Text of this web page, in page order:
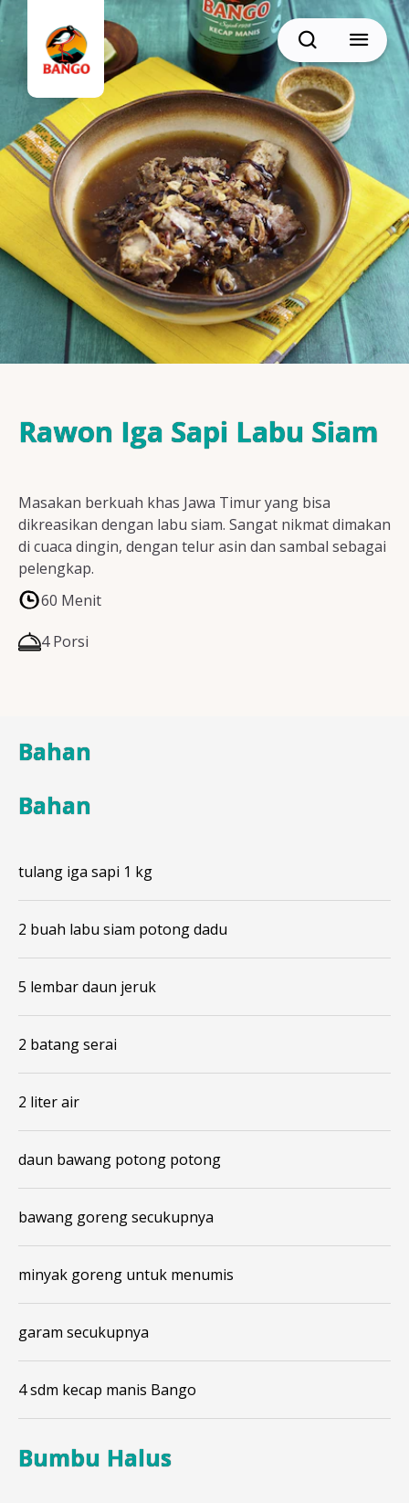
BACK
Resep Sate
Resep Semur
Resep Daging
Resep Ikan
Resep Tempe/Tahu
Cari
Rawon Iga Sapi Labu Siam
Masakan berkuah khas Jawa Timur yang bisa
dikreasikan dengan labu siam. Sangat nikmat dimakan
di cuaca dingin, dengan telur asin dan sambal sebagai
pelengkap.
60 Menit
4 Porsi
Bahan
Bahan
tulang iga sapi 1 kg
2 buah labu siam potong dadu
5 lembar daun jeruk
2 batang serai
2 liter air
daun bawang potong potong
bawang goreng secukupnya
minyak goreng untuk menumis
garam secukupnya
4 sdm kecap manis Bango
Bumbu Halus